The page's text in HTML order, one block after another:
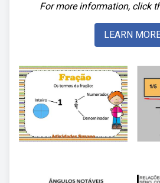
For more information, click
LEARN